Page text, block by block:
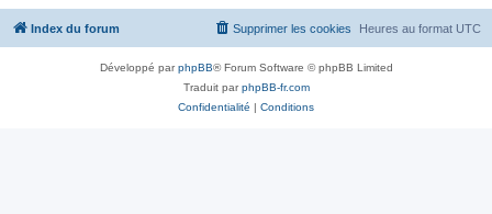
Index du forum Heures au format UTC
Supprimer les cookies
Développé parphpBB® Forum Software © phpBB Limited
Traduit parphpBB-fr.com
Confidentialité | Conditions